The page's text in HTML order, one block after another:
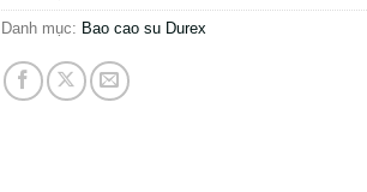
Danh mục: Bao cao su Durex